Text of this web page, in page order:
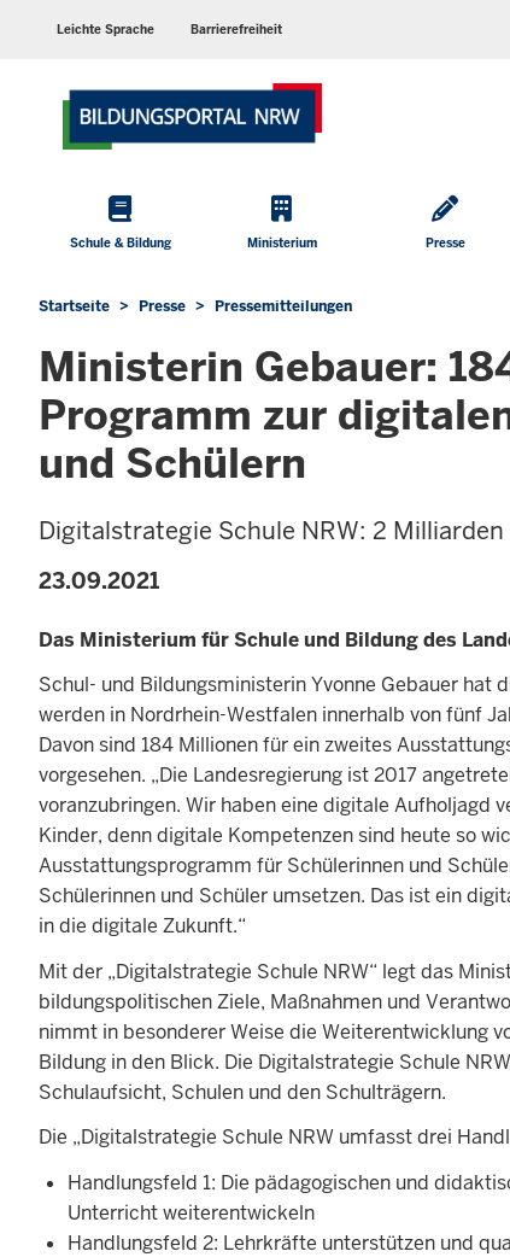
Sprachen
Leichte Sprache Barrierefreiheit
Hauptmenü
Schule & Bildung Ministerium Presse
Sie
sich
hier
Startseite Presse Pressemitteilungen
Ministerin Gebauer:
Programm zur
und Schülern
Digitalstrategie Schule NRW: 2
23.09.2021
Das Ministerium für Schule und Bildung des
Schul- und Bildungsministerin Yvonne Gebauer hat
werden in Nordrhein-Westfalen innerhalb von fünf
Davon sind 184 Millionen für ein zweites
vorgesehen. „Die Landesregierung ist 2017
voranzubringen. Wir haben eine digitale Aufholjagd
Kinder, denn digitale Kompetenzen sind heute so
Ausstattungsprogramm für Schülerinnen und
Schülerinnen und Schüler umsetzen. Das ist ein
in die digitale Zukunft.“
Mit der „Digitalstrategie Schule NRW“ legt das
bildungspolitischen Ziele, Maßnahmen und
nimmt in besonderer Weise die Weiterentwicklung
Bildung in den Blick. Die Digitalstrategie Schule
Schulaufsicht, Schulen und den Schulträgern.
Die „Digitalstrategie Schule NRW umfasst drei
Handlungsfeld 1: Die pädagogischen und
Unterricht weiterentwickeln
Handlungsfeld 2: Lehrkräfte unterstützen und